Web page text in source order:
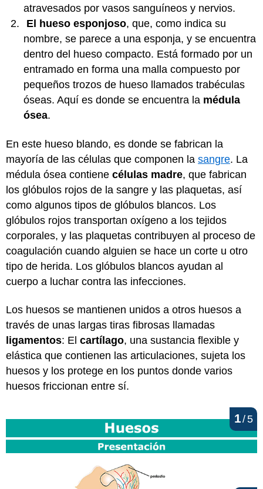
atravesados por vasos sanguíneos y nervios.
El hueso esponjoso, que, como indica su
nombre, se parece a una esponja, y se encuentra
dentro del hueso compacto. Está formado por un
entramado en forma una malla compuesto por
pequeños trozos de hueso llamados trabéculas
óseas. Aquí es donde se encuentra la médula
ósea.
En este hueso blando, es donde se fabrican la
mayoría de las células que componen la sangre. La
médula ósea contiene células madre, que fabrican
los glóbulos rojos de la sangre y las plaquetas, así
como algunos tipos de glóbulos blancos. Los
glóbulos rojos transportan oxígeno a los tejidos
corporales, y las plaquetas contribuyen al proceso de
coagulación cuando alguien se hace un corte u otro
tipo de herida. Los glóbulos blancos ayudan al
cuerpo a luchar contra las infecciones.
Los huesos se mantienen unidos a otros huesos a
través de unas largas tiras fibrosas llamadas
ligamentos: El cartílago, una sustancia flexible y
elástica que contienen las articulaciones, sujeta los
huesos y los protege en los puntos donde varios
huesos friccionan entre sí.
1/5